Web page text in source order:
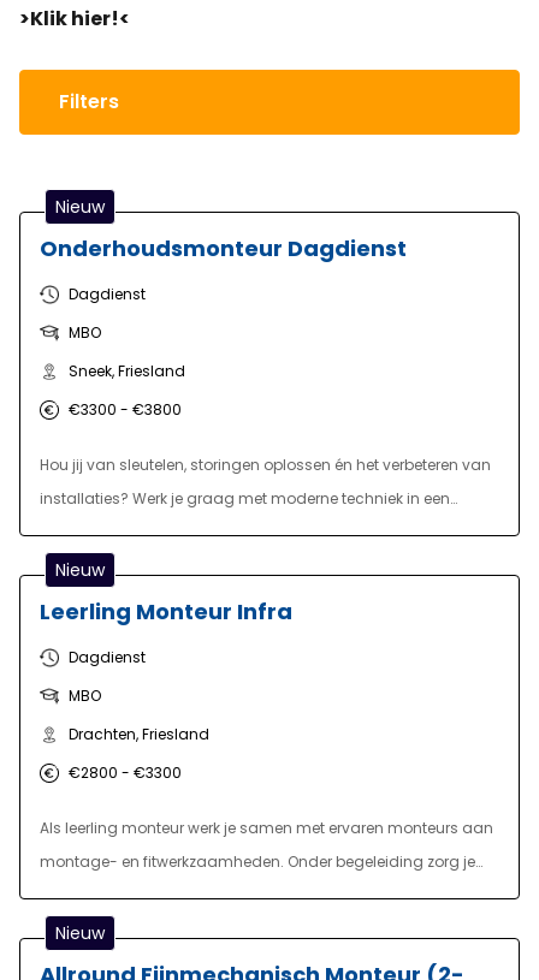
>Klik hier!<
Filters
Nieuw
Onderhoudsmonteur Dagdienst
Dagdienst
MBO
Sneek, Friesland
€3300 - €3800
Hou jij van sleutelen, storingen oplossen én het verbeteren van
installaties? Werk je graag met moderne techniek in een
fabriek waar geen dag hetzelfde is? Dan zoeken wij jou voor
onze functie van Onderhoudsmonteur voor onze fabriek in
Nieuw
Leerling Monteur Infra
Dagdienst
MBO
Drachten, Friesland
€2800 - €3300
Als leerling monteur werk je samen met ervaren monteurs aan
montage- en fitwerkzaamheden. Onder begeleiding zorg je
voor een veilige en nauwkeurige uitvoering van de taken,
waarbij je ook verantwoordelijk bent voor het materiaal en
gereedschap. Daarnaast houd je rekening met de wensen
Nieuw